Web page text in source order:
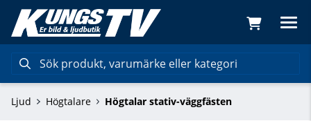
Ljud Högtalare Högtalar stativ-väggfästen